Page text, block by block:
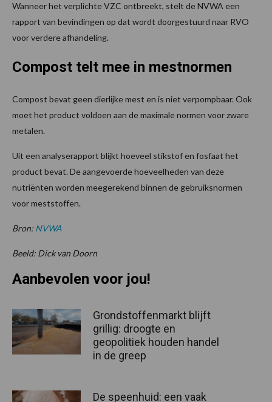
Wanneer het verplichte VZC ontbreekt, stelt de NVWA een
rapport van bevindingen op dat wordt doorgestuurd naar RVO
voor verdere afhandeling.
Compost telt mee in mestnormen
Compost bevat geen dierlijke mest en is niet verpompbaar. Ook
moet het product voldoen aan de maximale normen voor zware
metalen.
Uit een analyserapport blijkt hoeveel stikstof en fosfaat het
product bevat. De aangevoerde hoeveelheden van deze
nutriënten worden meegerekend binnen de gebruiksnormen
voor meststoffen.
Bron: NVWA
Beeld: Dick van Doorn
Aanbevolen voor jou!
Grondstoffenmarkt blijft
grillig: droogte en
geopolitiek houden handel
in de greep
De speenhuid: een vaak